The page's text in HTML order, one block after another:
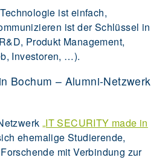
Technologie ist einfach,
ist der Schlüssel in
Produkt Management,
Investoren, …).
Bochum – Alumni-Netzwerk
„IT SECURITY made in
ehemalige Studierende,
mit Verbindung zur